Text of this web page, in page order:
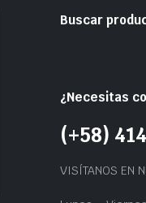
Buscar
¿Necesitas
(+58)
VISÍTANOS EN